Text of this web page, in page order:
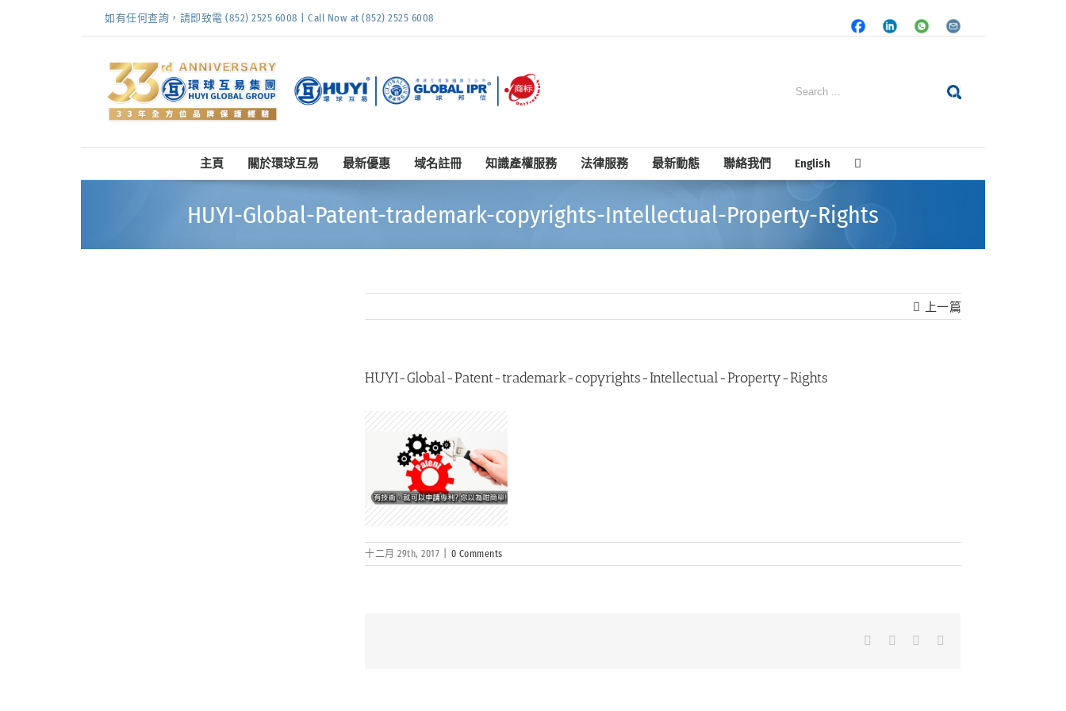
如有任何查詢，請即致電 (852) 2525 6008 | Call Now at (852) 2525 6008
FacebookLinkedInWhatsapp
Email
Search
主頁 關於環球互易 最新優惠 域名註冊 知識產權服務 法律服務 最新動態 聯絡我們 English
HUYI-Global-Patent-trademark-copyrights-Intellectual-Property-Rights
上一篇
HUYI-Global-Patent-trademark-copyrights-Intellectual-Property-Rights
十二月 29th, 2017 0 Comments
FacebookLinkedInWhatsapp